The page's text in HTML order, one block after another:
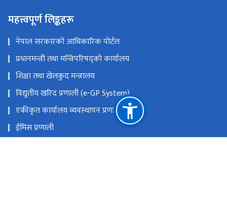
महत्त्वपूर्ण लिङ्कहरू
नेपाल सरकारको आधिकारिक पोर्टल
प्रधानमन्त्री तथा मन्त्रिपरिषद्को कार्यालय
शिक्षा तथा खेलकुद मन्त्रालय
विद्युतीय खरिद प्रणाली (e-GP System)
एकीकृत कार्यालय व्यवस्थापन प्रणाली
ईमिस प्रणाली